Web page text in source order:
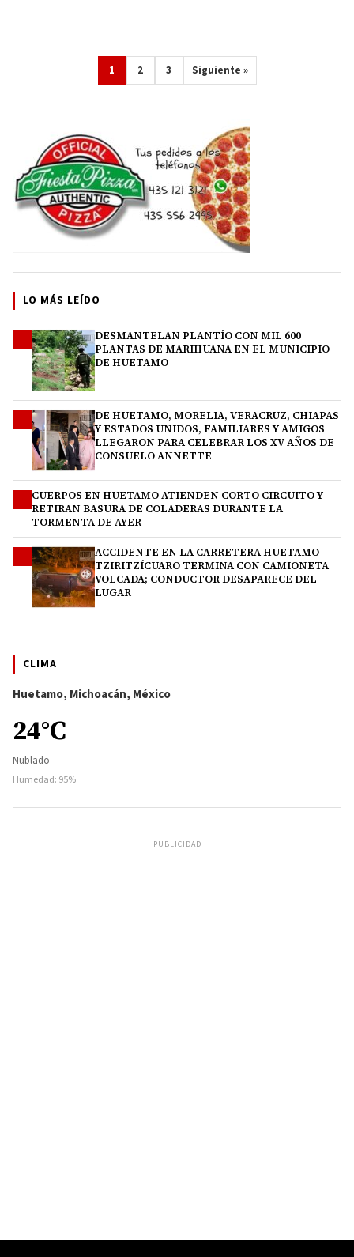
1 2 3 Siguiente »
LO MÁS LEÍDO
DESMANTELAN PLANTÍO CON MIL 600
PLANTAS DE MARIHUANA EN EL MUNICIPIO
DE HUETAMO
DE HUETAMO, MORELIA, VERACRUZ, CHIAPAS
Y ESTADOS UNIDOS, FAMILIARES Y AMIGOS
LLEGARON PARA CELEBRAR LOS XV AÑOS DE
CONSUELO ANNETTE
CUERPOS EN HUETAMO ATIENDEN CORTO CIRCUITO Y
RETIRAN BASURA DE COLADERAS DURANTE LA
TORMENTA DE AYER
ACCIDENTE EN LA CARRETERA HUETAMO–
TZIRITZÍCUARO TERMINA CON CAMIONETA
VOLCADA; CONDUCTOR DESAPARECE DEL
LUGAR
CLIMA
Huetamo, Michoacán, México
24°C
Nublado
Humedad: 95%
PUBLICIDAD